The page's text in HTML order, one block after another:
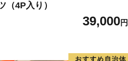
（4P入り）
39,000円